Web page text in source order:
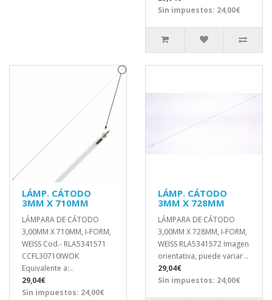
Sin impuestos: 24,00€
LÁMP. CÁTODO
3MM X 710MM
LÁMPARA DE CÁTODO
3,00MM X 710MM, I-FORM,
WEISS Cod.- RLA5341571
CCFL30710IWOK
Equivalente a:..
29,04€
Sin impuestos: 24,00€
LÁMP. CÁTODO
3MM X 728MM
LÁMPARA DE CÁTODO
3,00MM X 728MM, I-FORM,
WEISS RLA5341572 Imagen
orientativa, puede variar ..
29,04€
Sin impuestos: 24,00€